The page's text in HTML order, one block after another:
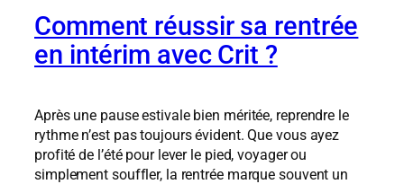
Comment réussir sa rentrée
en intérim avec Crit ?
Après une pause estivale bien méritée, reprendre le
rythme n’est pas toujours évident. Que vous ayez
profité de l’été pour lever le pied, voyager ou
simplement souffler, la rentrée marque souvent un